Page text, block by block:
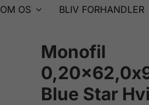
OM OS BLIV FORHANDLER
Monofil
Blue Star